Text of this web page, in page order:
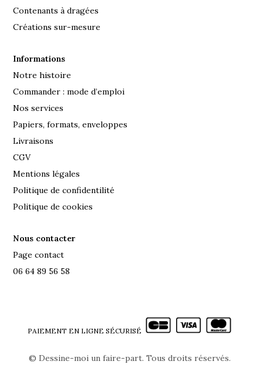
Contenants à dragées
Créations sur-mesure
Informations
Notre histoire
Commander : mode d’emploi
Nos services
Papiers, formats, enveloppes
Livraisons
CGV
Mentions légales
Politique de confidentilité
Politique de cookies
Nous contacter
Page contact
06 64 89 56 58
PAIEMENT EN LIGNE SÉCURISÉ
©Dessine-moi un faire-part. Tous droits réservés.